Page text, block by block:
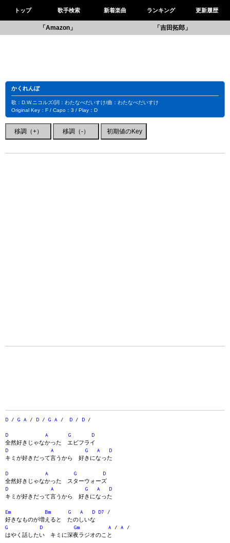
トップ 歌手検索 新着楽曲 ランキング 更新履歴
「Amazon」 「吉田拓郎」
かくれんぼ
歌：D.W.ニコルズ/詞：わたなべだいすけ/曲：わたなべだいすけ
Original Key：F / Capo：3 / Play：D
D / G A / D / G A / D / D /
D A G
D
全然好きじゃなかった エビフライ
D
A G A
D
キミが好きだって言うから 好きになった
D A G
D
全然好きじゃなかった スターウォーズ
D
A G A
D
キミが好きだって言うから 好きになった
Em Bm G A D D7 /
好きなものが増えると たのしいな
G
D Gm A / A /
はやく話したい キミに深夜ラジオのこと